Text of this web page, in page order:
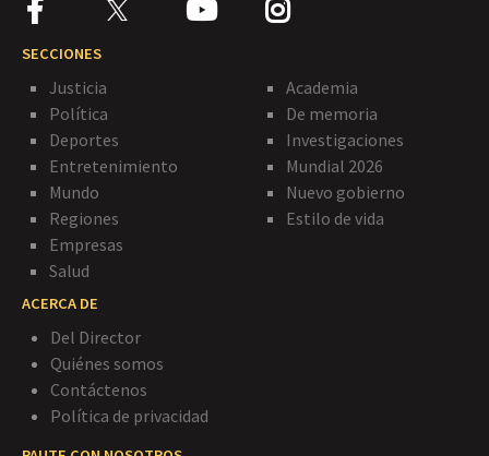
SECCIONES
Justicia
Política
Deportes
Entretenimiento
Mundo
Regiones
Empresas
Salud
Academia
De memoria
Investigaciones
Mundial 2026
Nuevo gobierno
Estilo de vida
ACERCA DE
Del Director
Quiénes somos
Contáctenos
Política de privacidad